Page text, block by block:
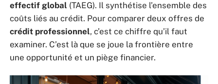
effectif global (TAEG). Il synthétise l’ensemble des
coûts liés au crédit. Pour comparer deux offres de
crédit professionnel, c’est ce chiffre qu’il faut
examiner. C’est là que se joue la frontière entre
une opportunité et un piège financier.